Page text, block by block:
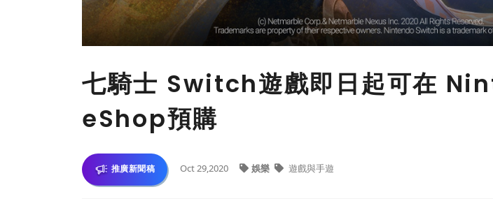
七騎士 Switch遊戲即日起可在
eShop預購
推廣新聞稿 Oct 29,2020 娛樂 遊戲與手遊